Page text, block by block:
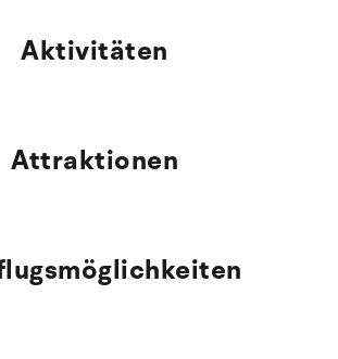
Aktivitäten
Attraktionen